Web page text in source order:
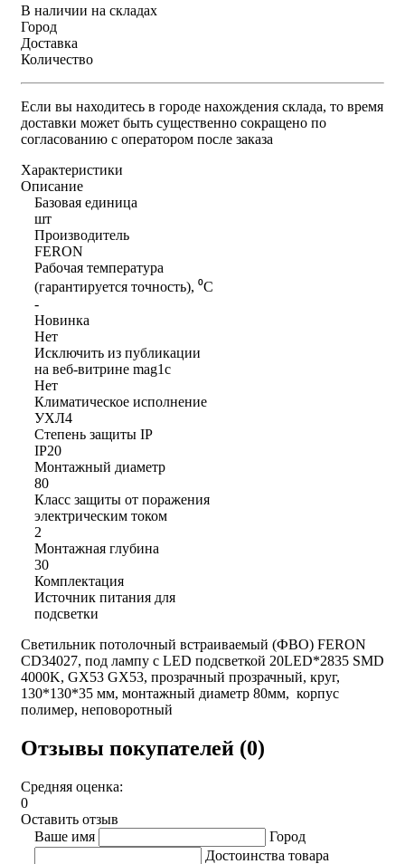
В наличии на складах
Город
Доставка
Количество
Если вы находитесь в городе нахождения склада, то время
доставки может быть существенно сокращено по
согласованию с оператором после заказа
Характеристики
Описание
Базовая единица
шт
Производитель
FERON
Рабочая температура
(гарантируется точность), ⁰С
-
Новинка
Нет
Исключить из публикации
на веб-витрине mag1c
Нет
Климатическое исполнение
УХЛ4
Степень защиты IP
IP20
Монтажный диаметр
80
Класс защиты от поражения
электрическим током
2
Монтажная глубина
30
Комплектация
Источник питания для
подсветки
Светильник потолочный встраиваемый (ФВО) FERON
CD34027, под лампу с LED подсветкой 20LED*2835 SMD
4000K, GX53 GX53, прозрачный прозрачный, круг,
130*130*35 мм, монтажный диаметр 80мм, корпус
полимер, неповоротный
Отзывы покупателей (0)
Средняя оценка:
0
Оставить отзыв
Ваше имя
Город
Достоинства товара